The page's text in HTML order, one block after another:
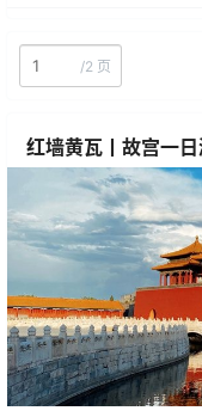
/2 页
红墙黄瓦丨故宫一日